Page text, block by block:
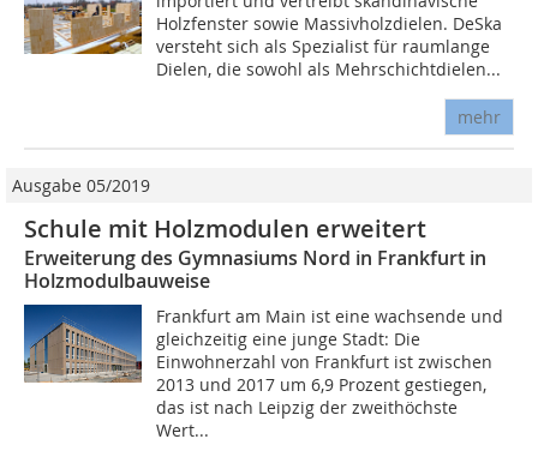
Holzfenster sowie Massivholzdielen. DeSka
versteht sich als Spezialist für raumlange
Dielen, die sowohl als Mehrschichtdielen...
mehr
Ausgabe 05/2019
Schule mit Holzmodulen erweitert
Erweiterung des Gymnasiums Nord in Frankfurt in
Holzmodulbauweise
Frankfurt am Main ist eine wachsende und
gleichzeitig eine junge Stadt: Die
Einwohnerzahl von Frankfurt ist zwischen
2013 und 2017 um 6,9 Prozent gestiegen,
das ist nach Leipzig der zweithöchste
Wert...